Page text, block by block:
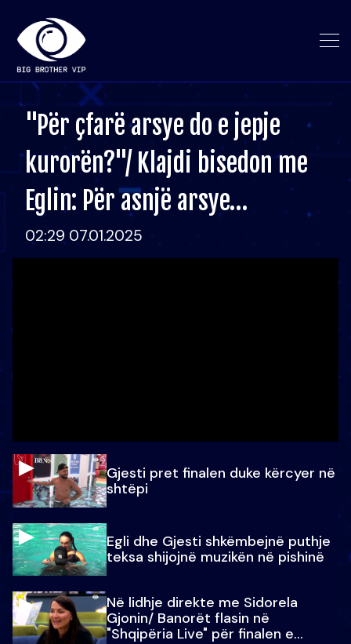
"Për çfarë arsye do e jepje
kurorën?"/ Klajdi bisedon me
Eglin: Për asnjë arsye…
02:29 07.01.2025
Gjesti pret finalen duke kërcyer në
shtëpi
Egli dhe Gjesti shkëmbejnë puthje
teksa shijojnë muzikën në pishinë
Në lidhje direkte me Sidorela
Gjonin/ Banorët flasin në
"Shqipëria Live" për finalen e